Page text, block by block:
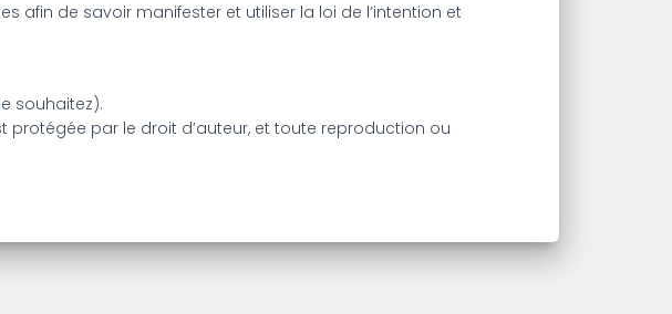
afin de savoir manifester et utiliser la loi de l’intention et
souhaitez).
par le droit d’auteur, et toute reproduction ou